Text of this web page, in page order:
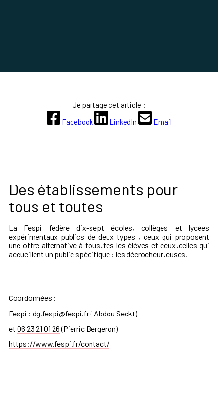
Des établissements pour
tous et toutes
La Fespi fédère dix-sept écoles, collèges et lycées
expérimentaux publics de deux types , ceux qui proposent
une offre alternative à tous·tes les élèves et ceux·celles qui
accueillent un public spécifique : les décrocheur·euses.
Coordonnées :
Fespi : dg.fespi@fespi.fr( Abdou Seckt)
et 06 23 21 01 26(Pierric Bergeron)
https://www.fespi.fr/contact/
Je partage cet article :
Facebook
LinkedIn Email